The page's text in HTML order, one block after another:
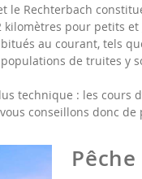
le Rechterbach
pour petits
au courant, tels
de truites y
technique : les cours
conseillons donc de